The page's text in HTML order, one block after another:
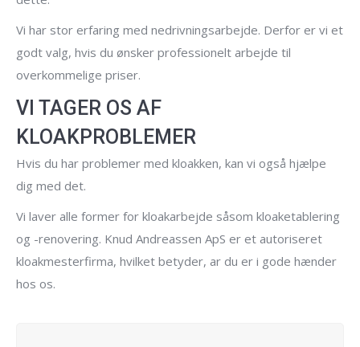
Vi har stor erfaring med nedrivningsarbejde. Derfor er vi et
godt valg, hvis du ønsker professionelt arbejde til
overkommelige priser.
VI TAGER OS AF
KLOAKPROBLEMER
Hvis du har problemer med kloakken, kan vi også hjælpe
dig med det.
Vi laver alle former for kloakarbejde såsom kloaketablering
og -renovering. Knud Andreassen ApS er et autoriseret
kloakmesterfirma, hvilket betyder, ar du er i gode hænder
hos os.